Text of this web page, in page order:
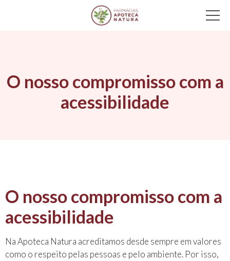
Main Navigation
O nosso compromisso com a
acessibilidade
O nosso compromisso com a
acessibilidade
Na Apoteca Natura acreditamos desde sempre em valores
como o respeito pelas pessoas e pelo ambiente. Por isso,